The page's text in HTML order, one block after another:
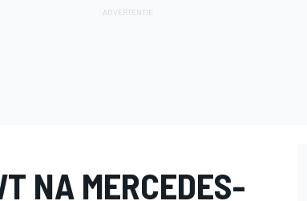
NA MERCEDES-